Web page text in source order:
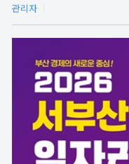
관리자